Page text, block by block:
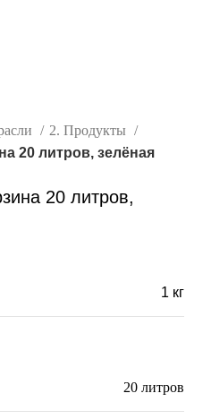
2. Продукты
20 литров, зелёная
20 литров,
1 кг
20 литров